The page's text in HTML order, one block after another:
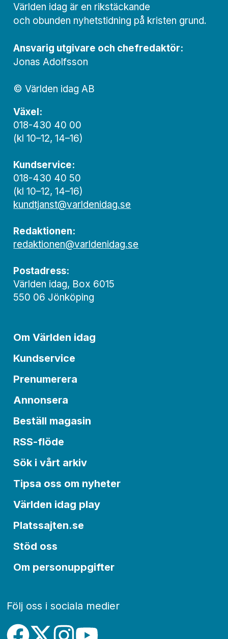
Världen idag är en rikstäckande
och obunden nyhets­­­tidning på kristen grund.
Ansvarig utgivare och chef­redaktör:
Jonas Adolfsson
© Världen idag AB
Växel:
018-430 40 00
(kl 10–12, 14–16)
Kundservice:
018-430 40 50
(kl 10–12, 14–16)
kundtjanst@varldenidag.se
Redaktionen:
redaktionen@varldenidag.se
Postadress:
Världen idag, Box 6015
550 06 Jönköping
Om Världen idag
Kundservice
Prenumerera
Annonsera
Beställ magasin
RSS-flöde
Sök i vårt arkiv
Tipsa oss om nyheter
Världen idag play
Platssajten.se
Stöd oss
Om personuppgifter
Följ oss i sociala medier